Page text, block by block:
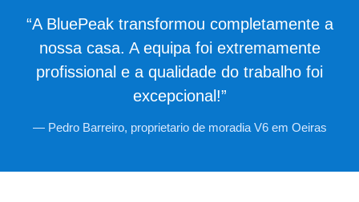
“A BluePeak transformou completamente a
nossa casa. A equipa foi extremamente
profissional e a qualidade do trabalho foi
excepcional!”
— Pedro Barreiro, proprietario de moradia V6 em Oeiras